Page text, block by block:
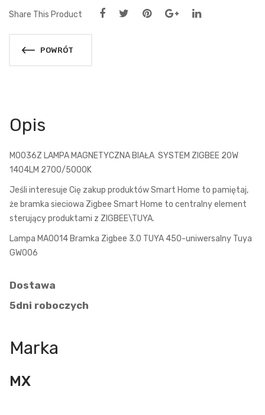
Share This Product
POWRÓT
Opis
M0036Z LAMPA MAGNETYCZNA BIAŁA SYSTEM ZIGBEE 20W
1404LM 2700/5000K
Jeśli interesuje Cię zakup produktów Smart Home to pamiętaj,
że bramka sieciowa Zigbee Smart Home to centralny element
sterujący produktami z ZIGBEE\TUYA.
Lampa MA0014 Bramka Zigbee 3.0 TUYA 450-uniwersalny Tuya
GW006
Dostawa
5dni roboczych
Marka
MX